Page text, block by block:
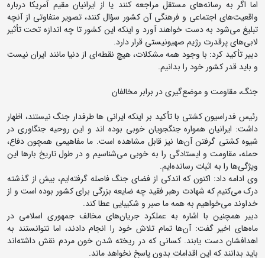
اما اگر به رسانه‌های مستقل مراجعه کنند یا از ایرانیان مقیم آمریکا درباره
واقعیت‌های اجتماعی و فرهنگی آن کشور سؤال کنند، تصویر متفاوتی از آنچه
تبلیغ می‌شود به دست خواهند آورد و اینکه این کشور تا چه اندازه تحت تأثیر
لابی‌های پرقدرت رژیم صهیونیستی قرار دارد.
دبیر تأکید کرد: با وجود همه مشکلات، هیچ نقطه‌ای از دنیا مانند ایران نیست
و باید قدر کشور خود را بدانیم.
جنگ، مقاومت و موضع‌گیری در برابر مخالفان
رئیس فدراسیون کشتی با تأکید بر اینکه ایرانی ها طرفدار جنگ نیستند، اظهار
داشت: ایرانیان همواره جنگجویان خوبی بوده اند و این روحیه جنگاوری در
شیوه کشتی گرفتن آن‌ها نیز قابل مشاهده است. ما مفاهیمی همچون دفاع،
حمله، مقاومت و ایستادگی را به خوبی می‌شناسیم و در طول تاریخ بارها این
ویژگی‌ها را به اثبات رسانده‌ایم.
وی ادامه داد: اکنون که اندکی از فضای جنگ فاصله گرفته‌ایم، بیش از گذشته
درک می‌کنیم که شهادت رهبر فقید چه ضایعه بزرگی برای کشور بوده است و از
خداوند می‌خواهیم به همه ما صبر و شکیبایی عطا کند.
دبیر همچنین با اشاره به عملکرد جریان‌های مخالف جمهوری اسلامی در
ماه‌های اخیر گفت: آن‌ها تمام تلاش خود را انجام دادند، اما نتوانستند به
اهدافشان دست یابند. کسانی که در ریخته شدن خون مردم نقش داشته‌اند
باید بدانند که این اقدامات بدون پاسخ نخواهد ماند.